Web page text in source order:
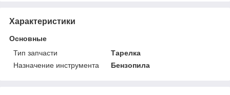
Характеристики
Основные
Тип запчасти
Тарелка
Назначение инструмента
Бензопила